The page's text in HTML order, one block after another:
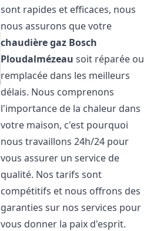
sont rapides et efficaces, nous
nous assurons que votre
chaudière gaz Bosch
Ploudalmézeau soit réparée ou
remplacée dans les meilleurs
délais. Nous comprenons
l'importance de la chaleur dans
votre maison, c'est pourquoi
nous travaillons 24h/24 pour
vous assurer un service de
qualité. Nos tarifs sont
compétitifs et nous offrons des
garanties sur nos services pour
vous donner la paix d'esprit.